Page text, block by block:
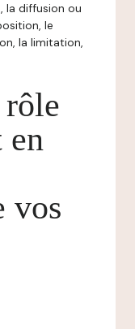
la diffusion ou
le
la limitation,
en
vos